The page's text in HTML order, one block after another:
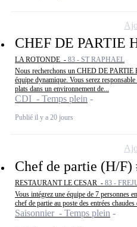
CHEF DE PARTIE
LA ROTONDE - 83 - ST RAPHAEL
Nous recherchons un CHED DE PARTIE
équipe dynamique. Vous serez
plats dans un environnement de...
CDI - Temps plein
Publié il y a 20 jours
Chef de partie (H/F)
RESTAURANT LE CESAR - 83 -
Vous intégrez une équipe de 7 personnes
chef de partie au poste des entrées
Saisonnier - Temps plein